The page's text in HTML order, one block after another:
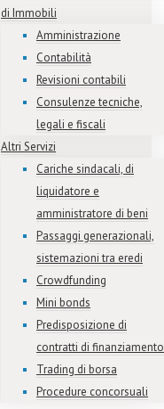
di Immobili
Amministrazione
Contabilità
Revisioni contabili
Consulenze tecniche,
legali e fiscali
Altri Servizi
Cariche sindacali, di
liquidatore e
amministratore di beni
Passaggi generazionali,
sistemazioni tra eredi
Crowdfunding
Mini bonds
Predisposizione di
contratti di finanziamento
Trading di borsa
Procedure concorsuali